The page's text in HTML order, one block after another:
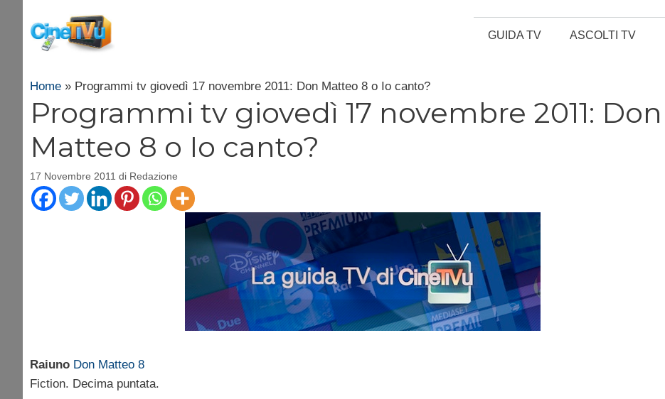
contenuto
GUIDA TV ASCOLTI TV
Home » Programmi tv giovedì 17 novembre 2011: Don Matteo 8 o Io canto?
Programmi tv giovedì 17 novembre 2011: Don
Matteo 8 o Io canto?
17 Novembre 2011 di Redazione
Raiuno Don Matteo 8
Fiction. Decima puntata.